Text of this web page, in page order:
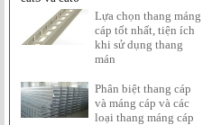
Lựa chọn thang máng
cáp tốt nhất, tiện ích
khi sử dụng thang
mán
Phân biệt thang cáp
và máng cáp và các
loại thang máng cáp